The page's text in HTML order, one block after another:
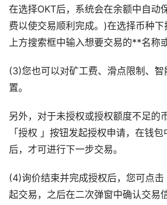
在选择OKT后，系统会在余额中自动
费以使交易顺利完成。)在选择币种
上方搜索框中输入想要交易的**名称
(3)您也可以对矿工费、滑点限制、
置。
另外，对于未授权或授权额度不足的
「授权 」按钮发起授权申请，在钱
后，才可进行下一步交易。
(4)询价结束并完成授权后，您可点
起交易，之后在二次弹窗中确认交易